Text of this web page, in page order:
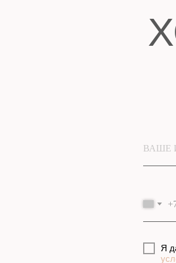
ВАШЕ
Я